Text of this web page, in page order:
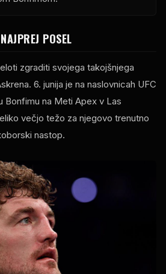
NAJPREJ POSEL
zgraditi svojega takojšnjega
6. junija je na naslovnicah UFC
Bonfimu na Meti Apex v Las
večjo težo za njegovo trenutno
nastop.